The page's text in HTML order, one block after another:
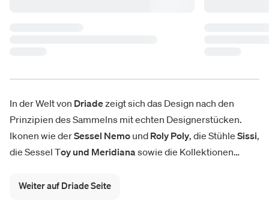
In der Welt von Driadezeigt sich das Design nach den
Prinzipien des Sammelns mit echten Designerstücken.
Ikonen wie derSessel Nemo und Roly Poly, die Stühle Sissi,
die Sessel Toy und Meridiana sowie die Kollektionen
mit Kontinuität und Vielseitigkeit.
Weiter auf Driade Seite